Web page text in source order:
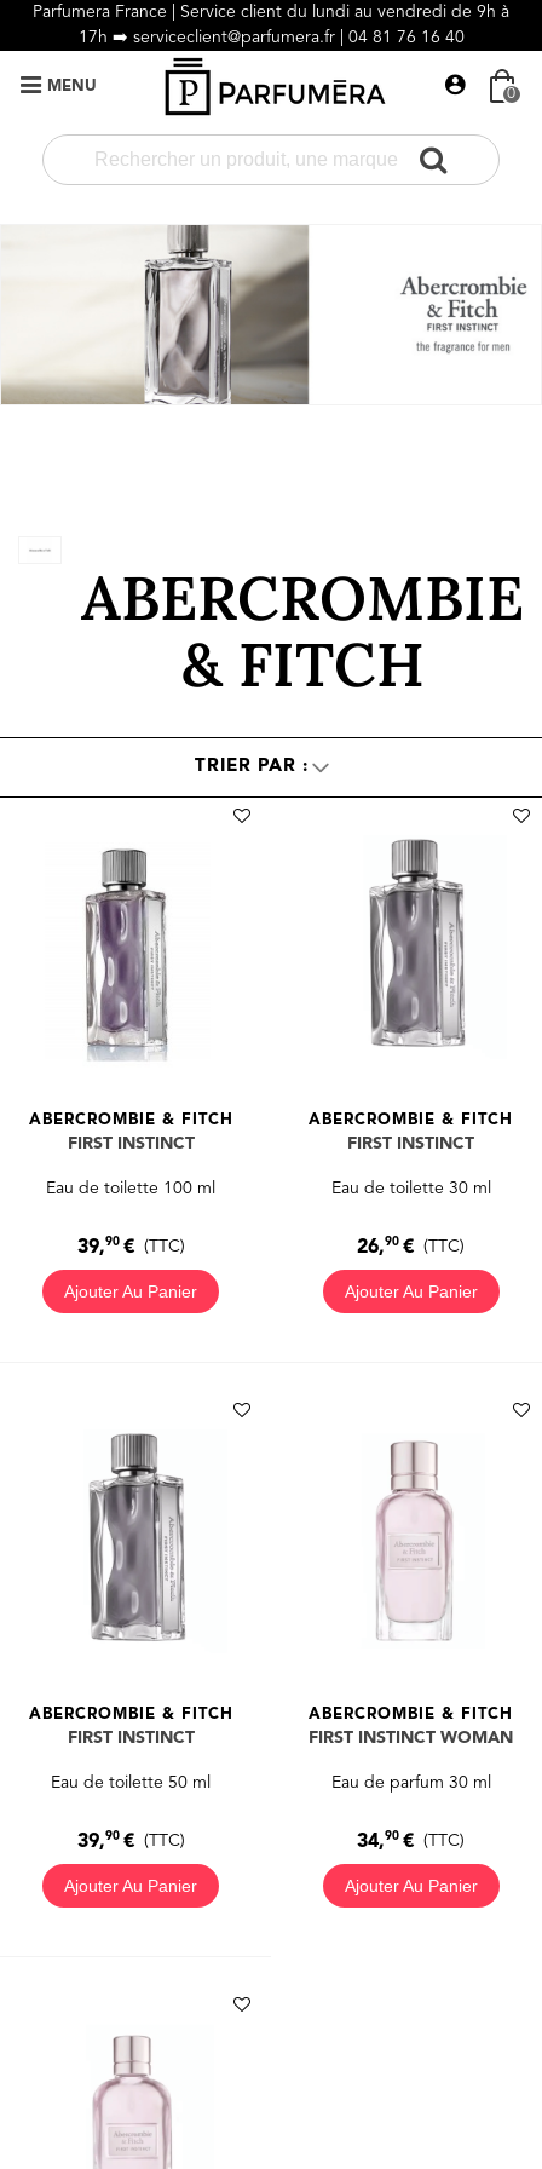
Parfumera France | Service client du lundi au vendredi de 9h à
17h ➡️ serviceclient@parfumera.fr | 04 81 76 16 40
MENU 0
ABERCROMBIE
& FITCH
ABERCROMBIE & FITCH
FIRST INSTINCT
Eau de toilette 100 ml
39,90 € (TTC)
Ajouter Au Panier
ABERCROMBIE & FITCH
FIRST INSTINCT
Eau de toilette 30 ml
26,90€ (TTC)
Ajouter Au Panier
ABERCROMBIE & FITCH
FIRST INSTINCT
Eau de toilette 50 ml
39,90 € (TTC)
Ajouter Au Panier
ABERCROMBIE & FITCH
FIRST INSTINCT WOMAN
Eau de parfum 30 ml
34,90€ (TTC)
Ajouter Au Panier